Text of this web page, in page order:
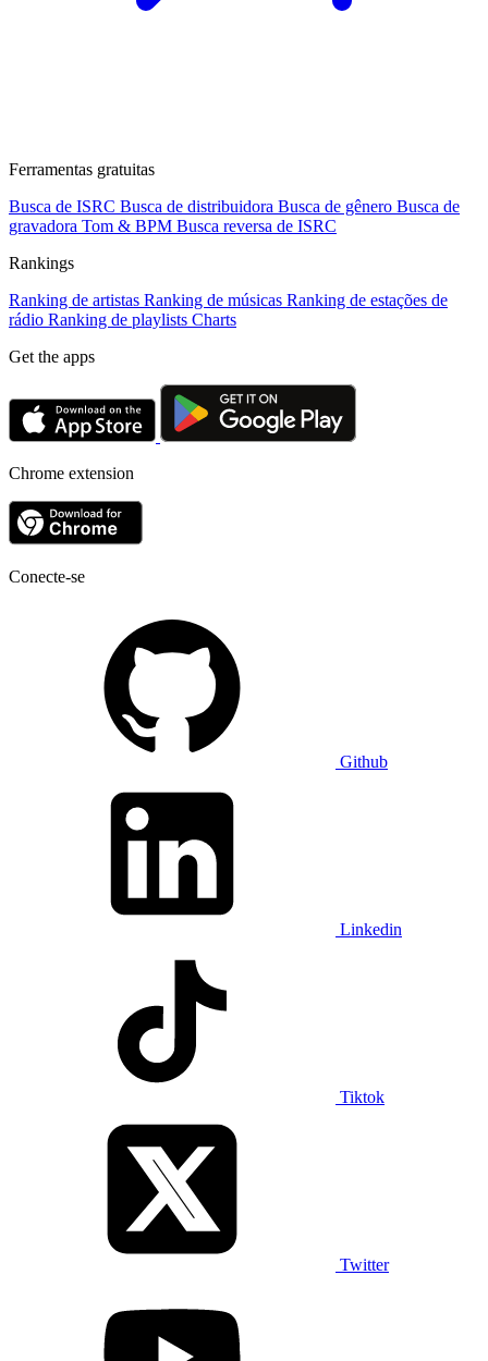
Ferramentas gratuitas
Busca de ISRC Busca de distribuidora Busca de gênero Busca de
gravadora Tom & BPM Busca reversa de ISRC
Rankings
Ranking de artistas Ranking de músicas Ranking de estações de
rádio Ranking de playlists Charts
Get the apps
Chrome extension
Conecte-se
Github
Linkedin
Tiktok
Twitter